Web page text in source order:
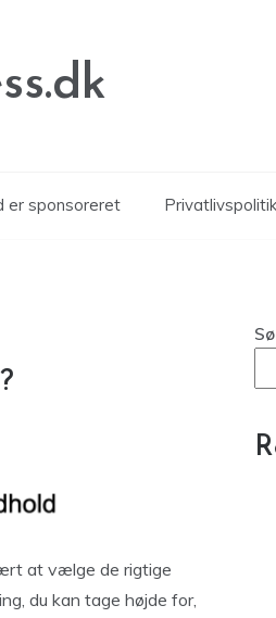
er sponsoreret Privatlivspolitik
at vælge de rigtige
du kan tage højde for,